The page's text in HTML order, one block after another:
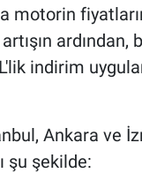
motorin
ardından,
indirim
Ankara ve
şu şekilde: